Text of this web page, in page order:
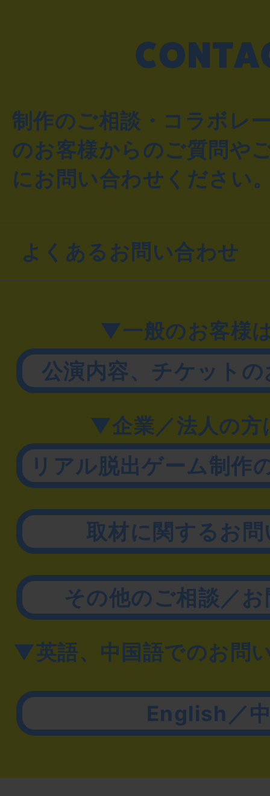
制作のご相談・コラボレ
のお客様からのご質問や
にお問い合わせください
よくあるお問い合わせ
▼一般のお客様
公演内容、チケット
▼企業／法人の方
リアル脱出ゲーム制作
取材に関するお
その他のご相談／
▼英語、中国語でのお問
English／